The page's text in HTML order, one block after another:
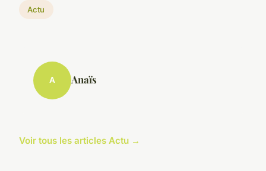
Actu
A Anaïs
Voir tous les articles Actu →